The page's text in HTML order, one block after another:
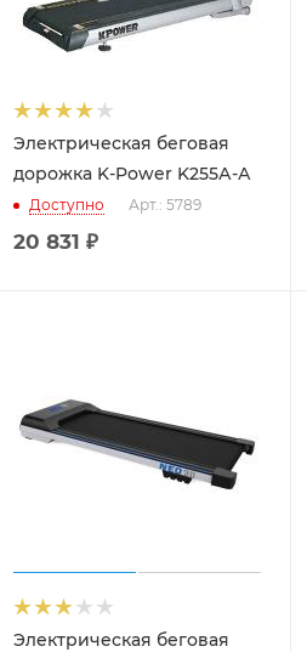
Электрическая беговая
дорожка K-Power K255А-А
Доступно Арт.: 5789
20 831 ₽
Электрическая беговая